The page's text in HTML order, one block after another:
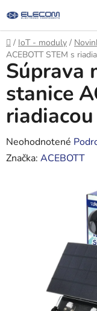
na
obsah
Domov
/ IoT - moduly /
ACEBOTT STEM s
Súprava
stanice
Priemerné
hodnotenie
Neohodnotené
Značka: ACEBOTT